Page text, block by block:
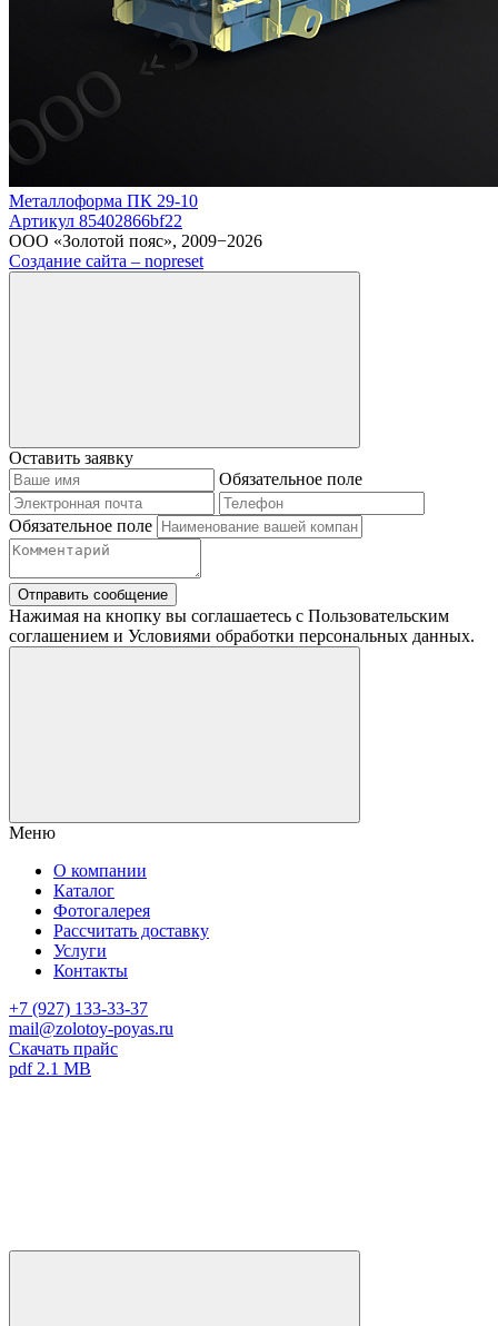
Металлоформа ПК 29-10
Артикул 85402866bf22
ООО «Золотой пояс», 2009−2026
Создание сайта – nopreset
Оставить заявку
Обязательное поле
Обязательное поле
Отправить сообщение
Нажимая на кнопку вы соглашаетесь с Пользовательским
соглашением и Условиями обработки персональных данных.
Меню
О компании
Каталог
Фотогалерея
Рассчитать доставку
Услуги
Контакты
+7 (927) 133-33-37
mail@zolotoy-poyas.ru
Скачать прайс
pdf 2.1 MB